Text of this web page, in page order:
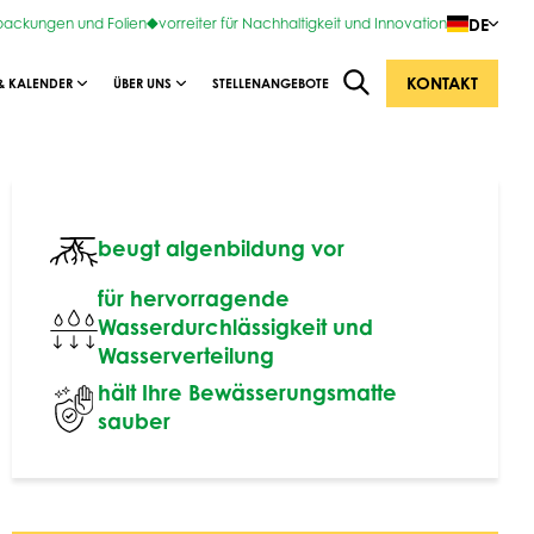
und Folien vorreiter für Nachhaltigkeit und Innovation DE
KALENDER ÜBER UNS STELLENANGEBOTE KONTAKT
beugt algenbildung vor
für hervorragende
Wasserdurchlässigkeit und
Wasserverteilung
hält Ihre Bewässerungsmatte
sauber